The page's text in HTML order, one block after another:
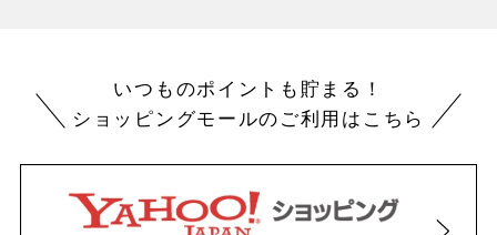
いつものポイントも貯まる！
ショッピングモールのご利用はこちら